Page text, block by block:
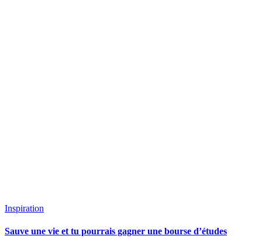
Inspiration
Sauve une vie et tu pourrais gagner une bourse d’études